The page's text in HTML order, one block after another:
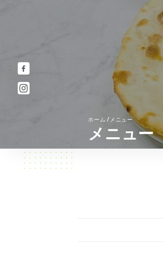
ホーム/ メニュー
メニュー